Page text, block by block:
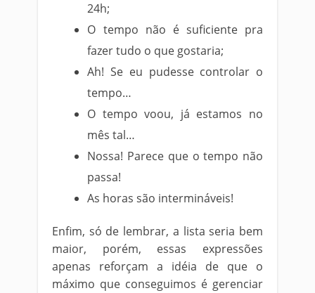
24h;
O tempo não é suficiente pra
fazer tudo o que gostaria;
Ah! Se eu pudesse controlar o
tempo…
O tempo voou, já estamos no
mês tal…
Nossa! Parece que o tempo não
passa!
As horas são intermináveis!
Enfim, só de lembrar, a lista seria bem
maior, porém, essas expressões
apenas reforçam a idéia de que o
máximo que conseguimos é gerenciar